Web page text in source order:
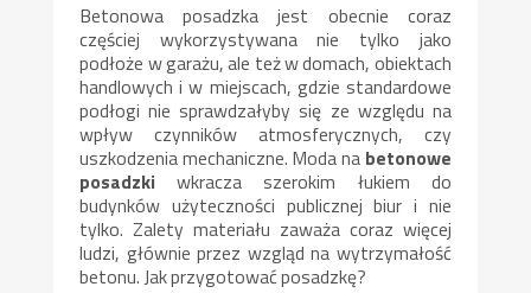
Betonowa posadzka jest obecnie coraz
częściej wykorzystywana nie tylko jako
podłoże w garażu, ale też w domach, obiektach
handlowych i w miejscach, gdzie standardowe
podłogi nie sprawdzałyby się ze względu na
wpływ czynników atmosferycznych, czy
uszkodzenia mechaniczne. Moda na betonowe
posadzki wkracza szerokim łukiem do
budynków użyteczności publicznej biur i nie
tylko. Zalety materiału zaważa coraz więcej
ludzi, głównie przez wzgląd na wytrzymałość
betonu. Jak przygotować posadzkę?